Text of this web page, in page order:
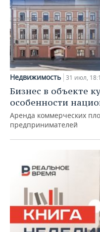
Недвижимость 31 июл,
Бизнес в объекте
особенности
Аренда коммерческих
предпринимателей